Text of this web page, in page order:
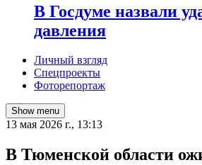
В Госдуме назвали
давления
Личный взгляд
Спецпроекты
Фоторепортаж
Show menu
13 мая 2026 г., 13:13
В Тюменской области